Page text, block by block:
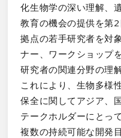
化生物学の深い理解、
教育の機会の提供を第
拠点の若手研究者を対
ナー、ワークショップ
研究者の関連分野の理
これにより、生物多様
保全に関してアジア、
テークホルダーにとっ
複数の持続可能な開発